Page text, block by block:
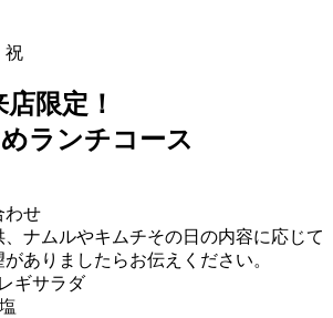
祝
限定！
ランチコース
わせ
ナムルやキムチその日の内容に応じて
ありましたらお伝えください。
ギサラダ